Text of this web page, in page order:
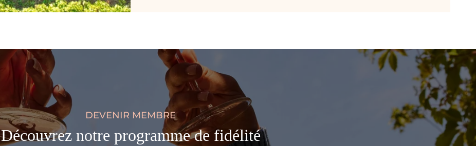
DEVENIR MEMBRE
Découvrez notre programme de fidélité